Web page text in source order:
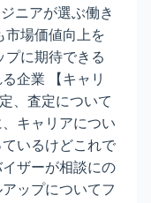
ニアが選ぶ働き
市場価値向上を
プに期待できる
企業 【キャリ
、査定について
キャリアについ
いるけどこれで
ザーが相談にの
ップについてフ